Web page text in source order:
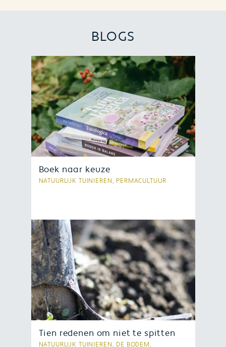
BLOGS
Boek naar keuze
NATUURLIJK TUINIEREN, PERMACULTUUR
Heb je onlangs een boek van Vonk
Uitgevers aangeschaft? Schrijf een
review en maak kans op een boek
naar keuze. Bekijk hier hoe je kans
maakt.
Tien redenen om niet te spitten
NATUURLIJK TUINIEREN, DE BODEM,